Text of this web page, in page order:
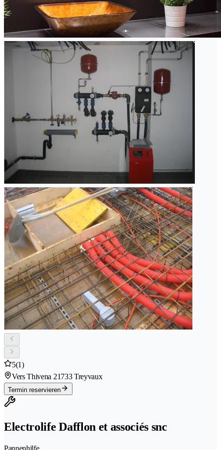
5(1)
Vers Thivena 21733 Treyvaux
Termin reservieren
Electrolife Dafflon et associés snc